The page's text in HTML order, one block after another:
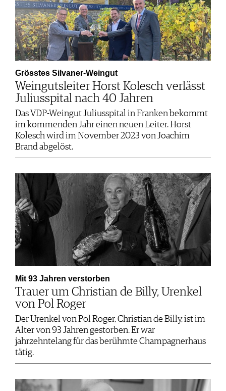
Grösstes Silvaner-Weingut
Weingutsleiter Horst Kolesch verlässt
Juliusspital nach 40 Jahren
Das VDP-Weingut Juliusspital in Franken bekommt
im kommenden Jahr einen neuen Leiter. Horst
Kolesch wird im November 2023 von Joachim
Brand abgelöst.
Mit 93 Jahren verstorben
Trauer um Christian de Billy, Urenkel
von Pol Roger
Der Urenkel von Pol Roger, Christian de Billy, ist im
Alter von 93 Jahren gestorben. Er war
jahrzehntelang für das berühmte Champagnerhaus
tätig.